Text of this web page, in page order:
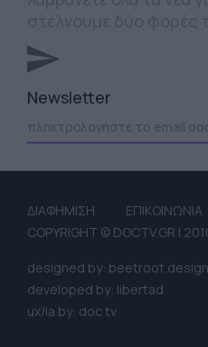
Newsletter
ΔΙΑΦΗΜΙΣΗ ΕΠΙΚΟΙΝΩΝΙΑ
COPYRIGHT © DOCTV.GR |
designed by: beetroot
developed by: libertad
ux/ia by: doc tv